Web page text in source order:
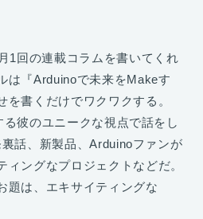
1回の連載コラムを書いてくれ
は『Arduinoで未来をMakeす
を書くだけでワクワクする。
彼のユニークな視点で話をし
話、新製品、Arduinoファンが
ングなプロジェクトなどだ。
題は、エキサイティングな